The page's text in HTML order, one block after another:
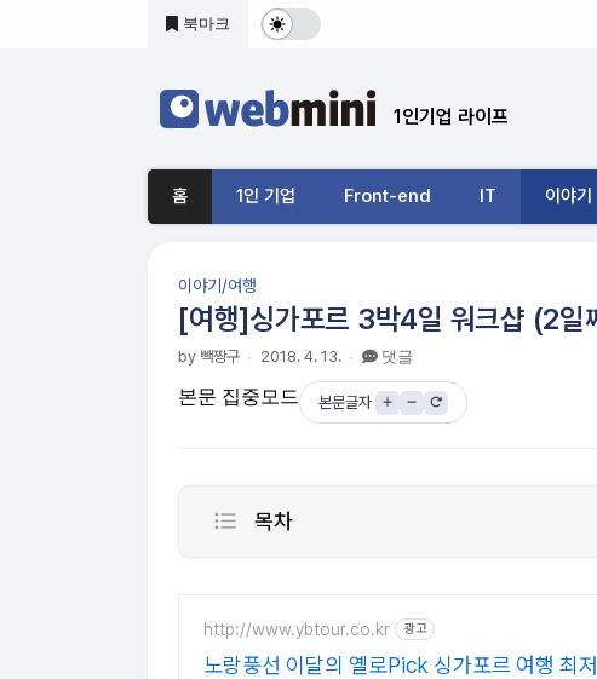
북마크 다
및
기
드
전
1인기업 라이프
홈 1인 기업 Front-end IT 이야기
이야기/여행
[여행]싱가포르 3박4일 워크샵 (2일
by 빽짱구 2018. 4. 13. 댓글
본문 집중모드 본문글자
목차
http://www.ybtour.co.kr 광고
노랑풍선 이달의 옐로Pick 싱가포르 여행 최